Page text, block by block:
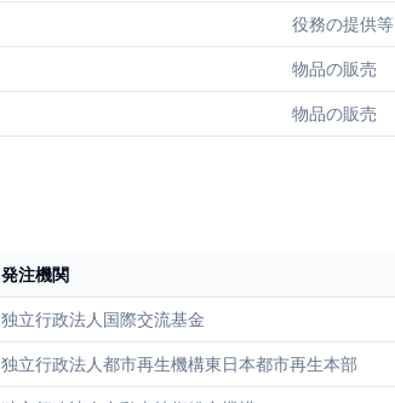
役務の提供等
物品の販売
物品の販売
発注機関
独立行政法人国際交流基金
独立行政法人都市再生機構東日本都市再生本部